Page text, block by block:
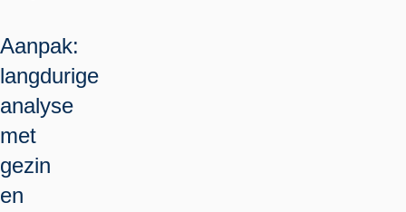
Aanpak:
langdurige
analyse
met
gezin
en